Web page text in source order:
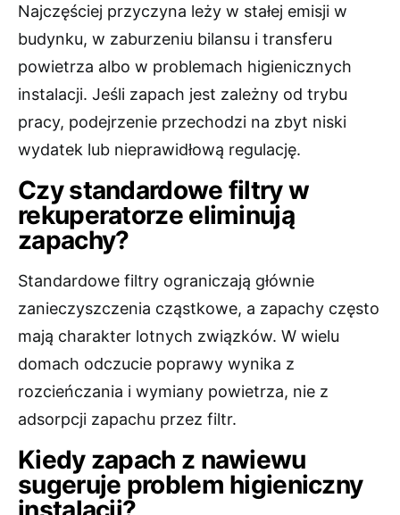
Najczęściej przyczyna leży w stałej emisji w
budynku, w zaburzeniu bilansu i transferu
powietrza albo w problemach higienicznych
instalacji. Jeśli zapach jest zależny od trybu
pracy, podejrzenie przechodzi na zbyt niski
wydatek lub nieprawidłową regulację.
Czy standardowe filtry w
rekuperatorze eliminują
zapachy?
Standardowe filtry ograniczają głównie
zanieczyszczenia cząstkowe, a zapachy często
mają charakter lotnych związków. W wielu
domach odczucie poprawy wynika z
rozcieńczania i wymiany powietrza, nie z
adsorpcji zapachu przez filtr.
Kiedy zapach z nawiewu
sugeruje problem higieniczny